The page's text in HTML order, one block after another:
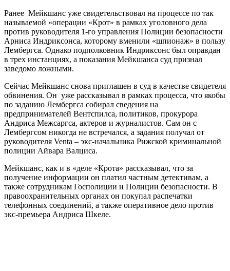
Ранее Мейкшанс уже свидетельствовал на процессе по так
называемой «операции «Крот» в рамках уголовного дела
против руководителя 1-го управления Полиции безопасности
Арниса Индриксонса, которому вменили «шпионаж» в пользу
Лембергса. Однако подполковник Индриксонс был оправдан
в трех инстанциях, а показания Мейкшанса суд признал
заведомо ложными.
Сейчас Мейкшанс снова приглашен в суд в качестве свидетеля
обвинения. Он уже рассказывал в рамках процесса, что якобы
по заданию Лембергса собирал сведения на
предпринимателей Вентспилса, политиков, прокурора
Андриса Межсаргса, актеров и журналистов. Сам он с
Лембергсом никогда не встречался, а задания получал от
руководителя Venta – экс-начальника Рижской криминальной
полиции Айвара Валциса.
Мейкшанс, как и в «деле «Крота» рассказывал, что за
получение информации он платил частным детективам, а
также сотрудникам Госполиции и Полиции безопасности. В
правоохранительных органах он покупал распечатки
телефонных соединений, а также оперативное дело против
экс-премьера Андриса Шкеле.